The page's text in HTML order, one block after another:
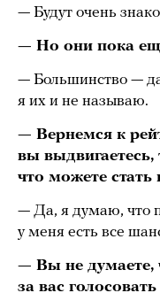
— Будут очень
— Но они пока
— Большинство —
я их и не называю.
— Вернемся к
вы выдвигаетесь,
что можете стать
— Да, я думаю, что
у меня есть все
— Вы не думаете,
за вас